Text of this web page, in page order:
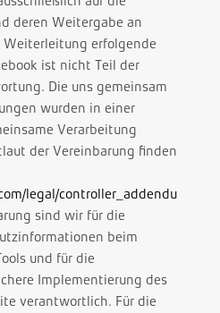
deren Weitergabe an
Weiterleitung erfolgende
ist nicht Teil der
Die uns gemeinsam
wurden in einer
Verarbeitung
der Vereinbarung finden
legal/controller_addendu
sind wir für die
beim
und für die
Implementierung des
verantwortlich. Für die